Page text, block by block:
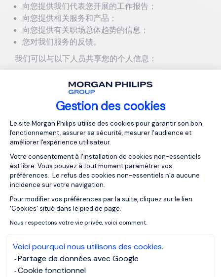
Gestion des cookies
Plateforme de Gestion du
Le site Morgan Philips utilise des cookies pour garantir son bon
fonctionnement, assurer sa sécurité, mesurer l'audience et
améliorer l'expérience utilisateur.
Votre consentement à l'installation de cookies non-essentiels
est libre. Vous pouvez à tout moment paramétrer vos
préférences. Le refus des cookies non-essentiels n’a aucune
incidence sur votre navigation.
Pour modifier vos préférences par la suite, cliquez sur le lien
'Cookies' situé dans le pied de page.
Nous respectons votre vie privée, voici comment.
Voici pourquoi nous utilisons des cookies.
Partage de données avec Google
Cookie fonctionnel
Axeptio consent
向您提供我们代表您开展的工作报告；
向您提供相关服务和产品；
向您提供有关职场总体趋势的信息；
您对我们服务的反馈。
我们可以与以下人员共享您的个人信息：
为您提供服务的Morgan Philips Group其他办事处，
包括欧洲联盟（欧盟）和欧洲经济区（EEA）以外的
为我们提供研究和电子邮件服务的值得信赖的第三
方。同时，第三方也必须严格遵守我们关于安全和保
密的承诺；
监管机构或执法机构有法律要求时。
第三方处理的合法依据包括：
处理个人数据方面的合法商业利益，在大多数情况下
是为了满足他们的内部资源需求；
履行其作为我们的数据处理器的合同义务；
为订立或考虑订立合同；
处理个人数据的法律依据